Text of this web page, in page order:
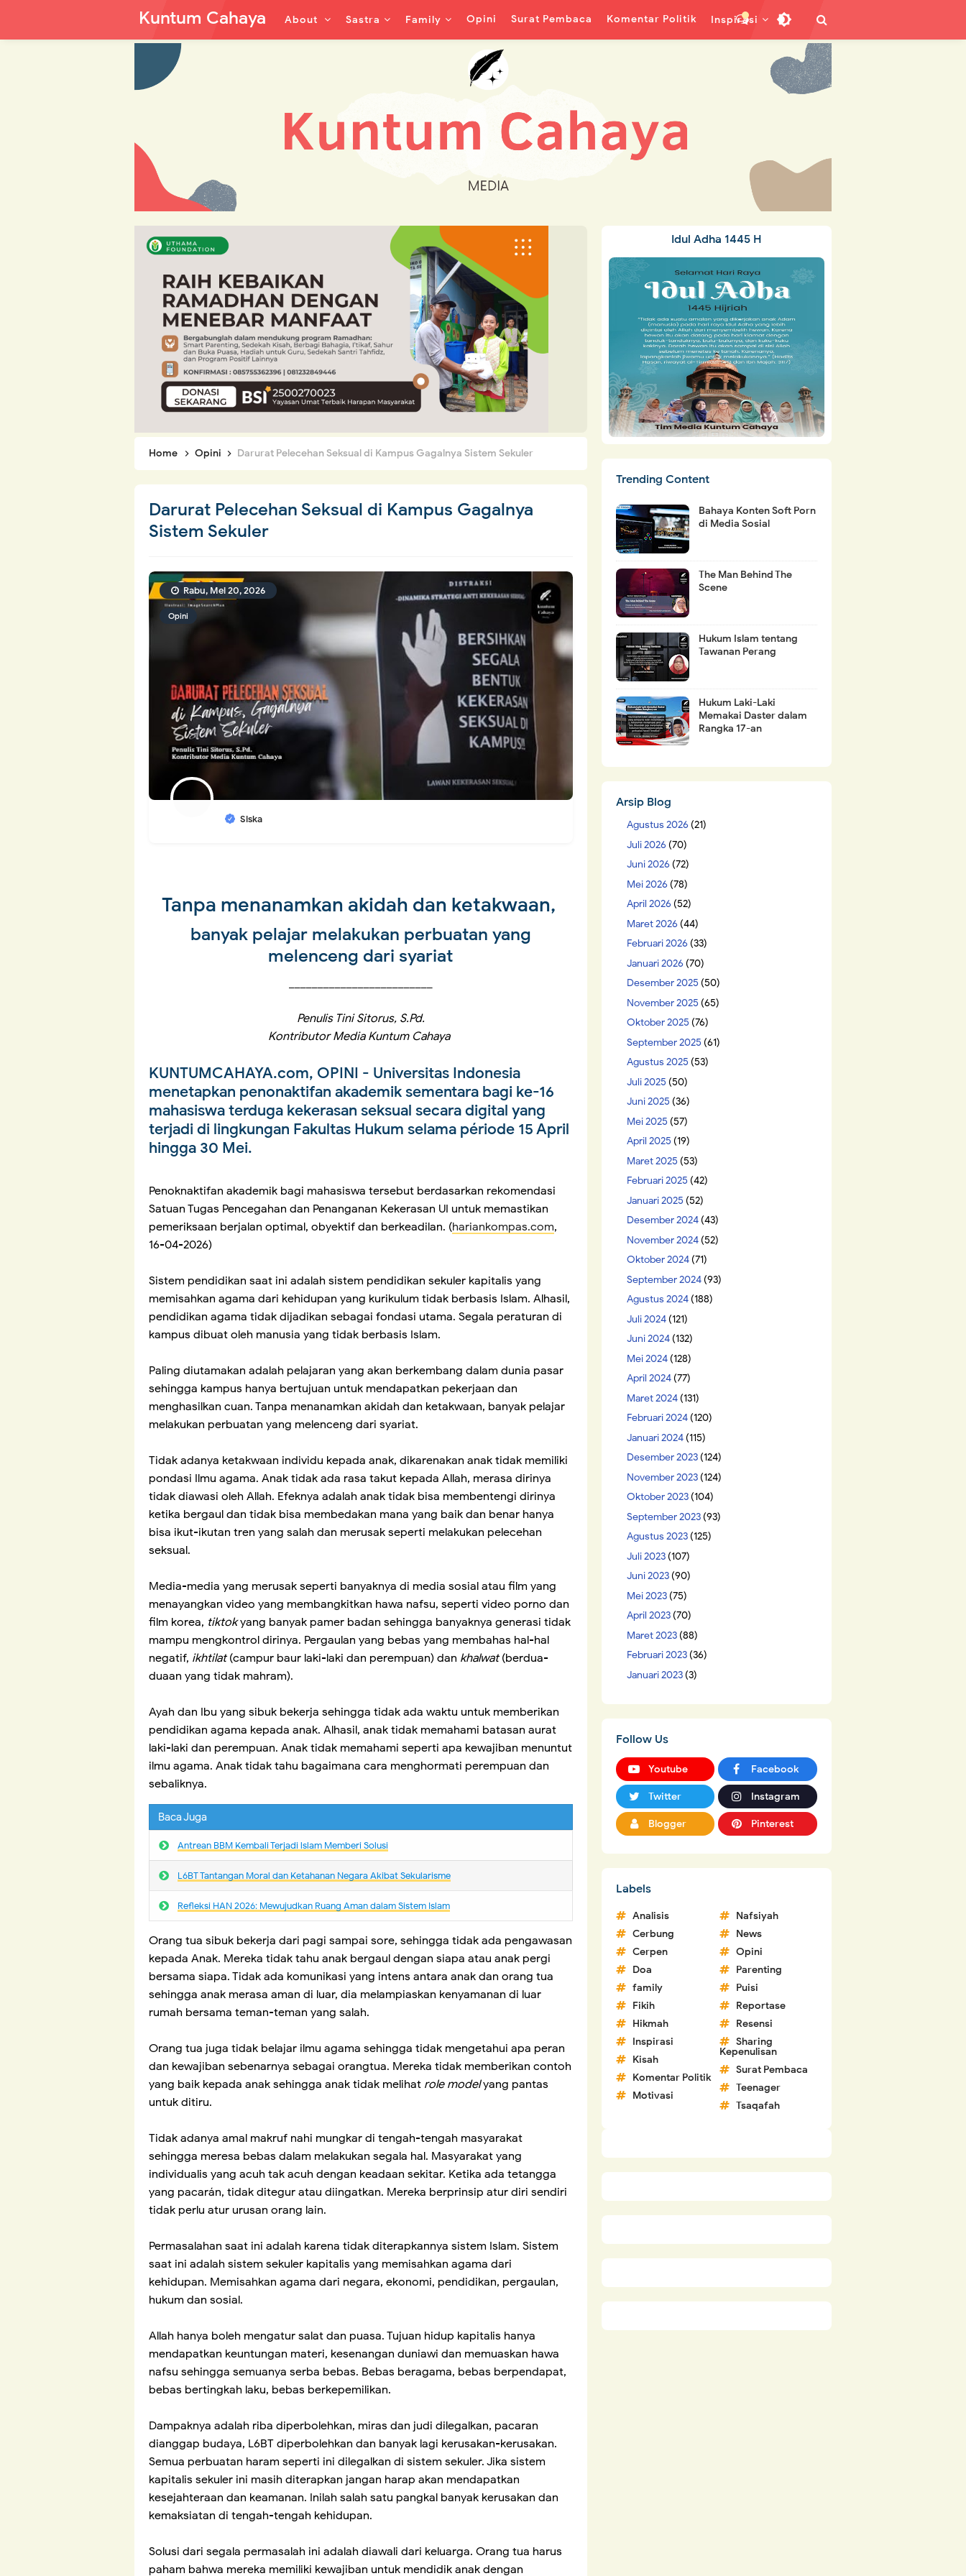
Kuntum Cahaya About Sastra Family Opini Surat Pembaca Komentar Politik Inspirasi
Home Opini Darurat Pelecehan Seksual di Kampus Gagalnya Sistem Sekuler
Darurat Pelecehan Seksual di Kampus Gagalnya
Sistem Sekuler
Opini
Siska
Rabu, Mei 20, 2026
Tanpa menanamkan akidah dan ketakwaan,
banyak pelajar melakukan perbuatan yang
melenceng dari syariat
Penulis Tini Sitorus, S.Pd.
Kontributor Media Kuntum Cahaya
KUNTUMCAHAYA.com, OPINI - Universitas Indonesia
menetapkan penonaktifan akademik sementara bagi ke-16
mahasiswa terduga kekerasan seksual secara digital yang
terjadi di lingkungan Fakultas Hukum selama période 15 April
hingga 30 Mei.
Penoknaktifan akademik bagi mahasiswa tersebut berdasarkan rekomendasi
Satuan Tugas Pencegahan dan Penanganan Kekerasan UI untuk memastikan
pemeriksaan berjalan optimal, obyektif dan berkeadilan. (hariankompas.com,
16-04-2026)
Sistem pendidikan saat ini adalah sistem pendidikan sekuler kapitalis yang
memisahkan agama dari kehidupan yang kurikulum tidak berbasis Islam. Alhasil,
pendidikan agama tidak dijadikan sebagai fondasi utama. Segala peraturan di
kampus dibuat oleh manusia yang tidak berbasis Islam.
Paling diutamakan adalah pelajaran yang akan berkembang dalam dunia pasar
sehingga kampus hanya bertujuan untuk mendapatkan pekerjaan dan
menghasilkan cuan. Tanpa menanamkan akidah dan ketakwaan, banyak pelajar
melakukan perbuatan yang melenceng dari syariat.
Tidak adanya ketakwaan individu kepada anak, dikarenakan anak tidak memiliki
pondasi Ilmu agama. Anak tidak ada rasa takut kepada Allah, merasa dirinya
tidak diawasi oleh Allah. Efeknya adalah anak tidak bisa membentengi dirinya
ketika bergaul dan tidak bisa membedakan mana yang baik dan benar hanya
bisa ikut-ikutan tren yang salah dan merusak seperti melakukan pelecehan
seksual.
Media-media yang merusak seperti banyaknya di media sosial atau film yang
menayangkan video yang membangkitkan hawa nafsu, seperti video porno dan
film korea, tiktokyang banyak pamer badan sehingga banyaknya generasi tidak
mampu mengkontrol dirinya. Pergaulan yang bebas yang membahas hal-hal
negatif, ikhtilat(campur baur laki-laki dan perempuan) dan khalwat(berdua-
duaan yang tidak mahram).
Ayah dan Ibu yang sibuk bekerja sehingga tidak ada waktu untuk memberikan
pendidikan agama kepada anak. Alhasil, anak tidak memahami batasan aurat
laki-laki dan perempuan. Anak tidak memahami seperti apa kewajiban menuntut
ilmu agama. Anak tidak tahu bagaimana cara menghormati perempuan dan
sebaliknya.
Baca Juga
Antrean BBM Kembali Terjadi lslam Memberi Solusi
L6BT Tantangan Moral dan Ketahanan Negara Akibat Sekularisme
Refleksi HAN 2026: Mewujudkan Ruang Aman dalam Sistem Islam
Orang tua sibuk bekerja dari pagi sampai sore, sehingga tidak ada pengawasan
kepada Anak. Mereka tidak tahu anak bergaul dengan siapa atau anak pergi
bersama siapa. Tidak ada komunikasi yang intens antara anak dan orang tua
sehingga anak merasa aman di luar, dia melampiaskan kenyamanan di luar
rumah bersama teman-teman yang salah.
Orang tua juga tidak belajar ilmu agama sehingga tidak mengetahui apa peran
dan kewajiban sebenarnya sebagai orangtua. Mereka tidak memberikan contoh
yang baik kepada anak sehingga anak tidak melihat role modelyang pantas
untuk ditiru.
Tidak adanya amal makruf nahi mungkar di tengah-tengah masyarakat
sehingga meresa bebas dalam melakukan segala hal. Masyarakat yang
individualis yang acuh tak acuh dengan keadaan sekitar. Ketika ada tetangga
yang pacarán, tidak ditegur atau diingatkan. Mereka berprinsip atur diri sendiri
tidak perlu atur urusan orang lain.
Permasalahan saat ini adalah karena tidak diterapkannya sistem Islam. Sistem
saat ini adalah sistem sekuler kapitalis yang memisahkan agama dari
kehidupan. Memisahkan agama dari negara, ekonomi, pendidikan, pergaulan,
hukum dan sosial.
Allah hanya boleh mengatur salat dan puasa. Tujuan hidup kapitalis hanya
mendapatkan keuntungan materi, kesenangan duniawi dan memuaskan hawa
nafsu sehingga semuanya serba bebas. Bebas beragama, bebas berpendapat,
bebas bertingkah laku, bebas berkepemilikan.
Dampaknya adalah riba diperbolehkan, miras dan judi dilegalkan, pacaran
dianggap budaya, L6BT diperbolehkan dan banyak lagi kerusakan-kerusakan.
Semua perbuatan haram seperti ini dilegalkan di sistem sekuler. Jika sistem
kapitalis sekuler ini masih diterapkan jangan harap akan mendapatkan
kesejahteraan dan keamanan. Inilah salah satu pangkal banyak kerusakan dan
kemaksiatan di tengah-tengah kehidupan.
Solusi dari segala permasalah ini adalah diawali dari keluarga. Orang tua harus
paham bahwa mereka memiliki kewajiban untuk mendidik anak dengan
Idul Adha 1445 H
Trending Content
Bahaya Konten Soft Porn
di Media Sosial
The Man Behind The
Scene
Hukum Islam tentang
Tawanan Perang
Hukum Laki-Laki
Memakai Daster dalam
Rangka 17-an
Arsip Blog
Agustus 2026 (21)
Juli 2026 (70)
Juni 2026 (72)
Mei 2026 (78)
April 2026 (52)
Maret 2026 (44)
Februari 2026 (33)
Januari 2026 (70)
Desember 2025 (50)
November 2025 (65)
Oktober 2025 (76)
September 2025 (61)
Agustus 2025 (53)
Juli 2025 (50)
Juni 2025 (36)
Mei 2025 (57)
April 2025 (19)
Maret 2025 (53)
Februari 2025 (42)
Januari 2025 (52)
Desember 2024(43)
November 2024(52)
Oktober 2024(71)
September 2024(93)
Agustus 2024(188)
Juli 2024(121)
Juni 2024(132)
Mei 2024(128)
April 2024(77)
Maret 2024(131)
Februari 2024(120)
Januari 2024(115)
Desember 2023(124)
November 2023(124)
Oktober 2023(104)
September 2023(93)
Agustus 2023(125)
Juli 2023(107)
Juni 2023(90)
Mei 2023(75)
April 2023(70)
Maret 2023(88)
Februari 2023(36)
Januari 2023(3)
Follow Us
Youtube Facebook
Twitter Instagram
Blogger Pinterest
Labels
Analisis
Cerbung
Cerpen
Doa
family
Fikih
Hikmah
Inspirasi
Kisah
Komentar Politik
Motivasi
Nafsiyah
News
Opini
Parenting
Puisi
Reportase
Resensi
Sharing
Kepenulisan
Surat Pembaca
Teenager
Tsaqafah